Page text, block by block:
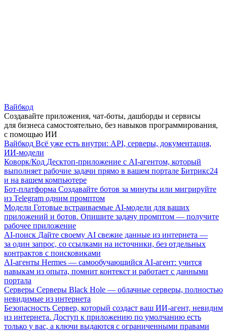
Вайбкод
Создавайте приложения, чат-боты, дашборды и сервисы
для бизнеса самостоятельно, без навыков программирования,
с помощью ИИ
Вайбкод Всё уже есть внутри: API, серверы, документация,
ИИ-модели
Коворк/Код Десктоп-приложение с AI-агентом, который
выполняет рабочие задачи прямо в вашем портале Битрикс24
и на вашем компьютере
Бот-платформа Создавайте ботов за минуты или мигрируйте
из Telegram одним промптом
Модели Готовые встраиваемые AI-модели для ваших
приложений и ботов. Опишите задачу промптом — получите
рабочее приложение
AI-поиск Дайте своему AI свежие данные из интернета —
за один запрос, со ссылками на источники, без отдельных
контрактов с поисковиками
AI-агенты Hermes — самообучающийся AI-агент: учится
навыкам из опыта, помнит контекст и работает с данными
портала
Серверы Серверы Black Hole — облачные серверы, полностью
невидимые из интернета
Безопасность Сервер, который создаст ваш ИИ-агент, невидим
из интернета. Доступ к приложению по умолчанию есть
только у вас, а ключи выдаются с ограниченными правами